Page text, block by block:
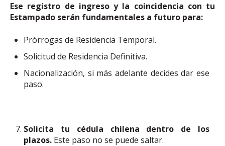
Ese registro de ingreso y la coincidencia con tu
Estampado serán fundamentales a futuro para:
Prórrogas de Residencia Temporal.
Solicitud de Residencia Definitiva.
Nacionalización, si más adelante decides dar ese
paso.
Solicita tu cédula chilena dentro de los
plazos. Este paso no se puede saltar.